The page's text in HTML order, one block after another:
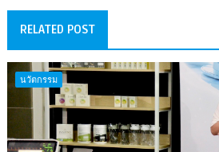
RELATED POST
นวัตกรรม